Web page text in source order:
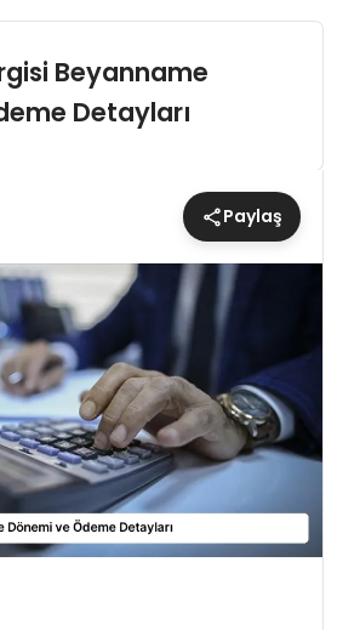
Beyanname
Detayları
Paylaş